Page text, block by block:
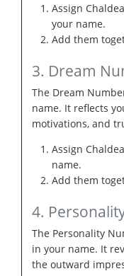
Assign
your name.
Add them
3. Dream
The Dream
name. It reflects
motivations, and
Assign
name.
Add them
4.
The Personality
in your name. It
the outward